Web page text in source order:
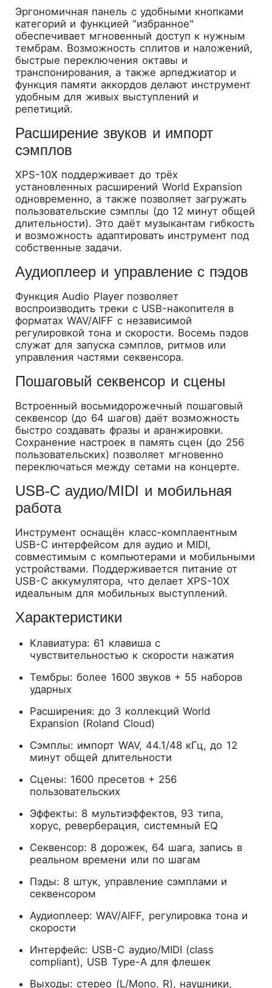
Эргономичная панель с удобными кнопками
категорий и функцией "избранное"
обеспечивает мгновенный доступ к нужным
тембрам. Возможность сплитов и наложений,
быстрые переключения октавы и
транспонирования, а также арпеджиатор и
функция памяти аккордов делают инструмент
удобным для живых выступлений и
репетиций.
Расширение звуков и импорт
сэмплов
XPS-10X поддерживает до трёх
установленных расширений World Expansion
одновременно, а также позволяет загружать
пользовательские сэмплы (до 12 минут общей
длительности). Это даёт музыкантам гибкость
и возможность адаптировать инструмент под
собственные задачи.
Аудиоплеер и управление с пэдов
Функция Audio Player позволяет
воспроизводить треки с USB-накопителя в
форматах WAV/AIFF с независимой
регулировкой тона и скорости. Восемь пэдов
служат для запуска сэмплов, ритмов или
управления частями секвенсора.
Пошаговый секвенсор и сцены
Встроенный восьмидорожечный пошаговый
секвенсор (до 64 шагов) даёт возможность
быстро создавать фразы и аранжировки.
Сохранение настроек в память сцен (до 256
пользовательских) позволяет мгновенно
переключаться между сетами на концерте.
USB-C аудио/MIDI и мобильная
работа
Инструмент оснащён класс-комплаентным
USB-C интерфейсом для аудио и MIDI,
совместимым с компьютерами и мобильными
устройствами. Поддерживается питание от
USB-C аккумулятора, что делает XPS-10X
идеальным для мобильных выступлений.
Характеристики
Клавиатура: 61 клавиша с
чувствительностью к скорости нажатия
Тембры: более 1600 звуков + 55 наборов
ударных
Расширения: до 3 коллекций World
Expansion (Roland Cloud)
Сэмплы: импорт WAV, 44.1/48 кГц, до 12
минут общей длительности
Сцены: 1600 пресетов + 256
пользовательских
Эффекты: 8 мультиэффектов, 93 типа,
хорус, реверберация, системный EQ
Секвенсор: 8 дорожек, 64 шага, запись в
реальном времени или по шагам
Пэды: 8 штук, управление сэмплами и
секвенсором
Аудиоплеер: WAV/AIFF, регулировка тона и
скорости
Интерфейс: USB-C аудио/MIDI (class
compliant), USB Type-A для флешек
Выходы: стерео (L/Mono, R), наушники,